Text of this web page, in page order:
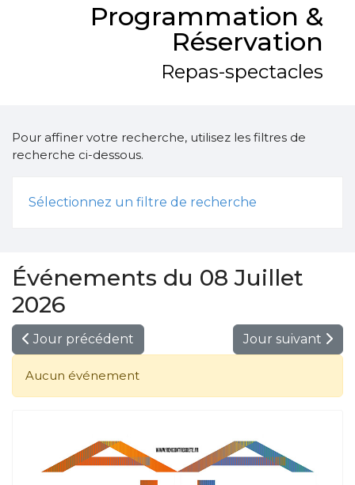
Programmation &
Réservation
Repas-spectacles
Pour affiner votre recherche, utilisez les filtres de
recherche ci-dessous.
Sélectionnez un filtre de recherche
Événements du 08 Juillet
2026
Jour précédent Jour suivant
Aucun événement